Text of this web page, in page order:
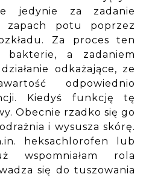
jedynie za zadanie
zapach potu poprzez
Za proces ten
bakterie, a zadaniem
odkażające, ze
odpowiednio
Kiedyś funkcję tę
Obecnie rzadko się go
i wysusza skórę.
heksachlorofen lub
wspomniałam rola
się do tuszowania